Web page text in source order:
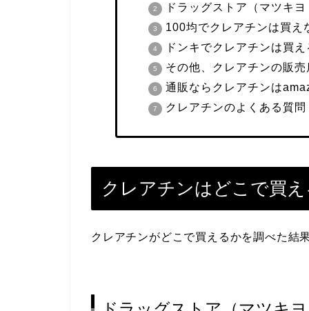
ドラッグストア（マツキ
100均でクレアチンは買え
ドンキでクレアチンは買え
その他、クレアチンの販売
通販ならクレアチンは
クレアチンのよくある質問
クレアチンはどこで買
クレアチンがどこで買えるかを調べた結